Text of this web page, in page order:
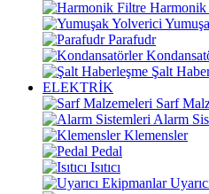
Parafudr
Şalt
ELEKTRİK
Sarf
Alarm
Klemensler
Pedal
Isıtıcı